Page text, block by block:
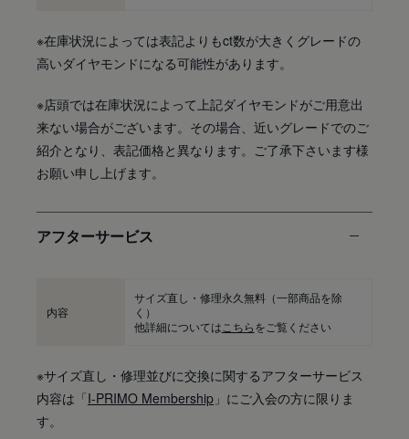
※在庫状況によっては表記よりもct数が大きくグレードの
高いダイヤモンドになる可能性があります。
※店頭では在庫状況によって上記ダイヤモンドがご用意出
来ない場合がございます。その場合、近いグレードでのご
紹介となり、表記価格と異なります。ご了承下さいます様
お願い申し上げます。
アフターサービス
内容
サイズ直し・修理永久無料（一部商品を除
く）
他詳細については こちらをご覧ください
※サイズ直し・修理並びに交換に関するアフターサービス
内容は「I-PRIMO Membership 」にご入会の方に限りま
す。